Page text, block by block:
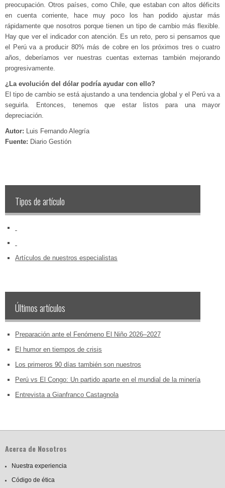
preocupación. Otros países, como Chile, que estaban con altos déficits
en cuenta corriente, hace muy poco los han podido ajustar más
rápidamente que nosotros porque tienen un tipo de cambio más flexible.
Hay que ver el indicador con atención. Es un reto, pero si pensamos que
el Perú va a producir 80% más de cobre en los próximos tres o cuatro
años, deberíamos ver nuestras cuentas externas también mejorando
progresivamente.
¿La evolución del dólar podría ayudar con ello?
El tipo de cambio se está ajustando a una tendencia global y el Perú va a
seguirla. Entonces, tenemos que estar listos para una mayor
depreciación.
Autor: Luis Fernando Alegría
Fuente: Diario Gestión
Tipos de artículo
Artículos de nuestros especialistas
Últimos artículos
Preparación ante el Fenómeno El Niño 2026–2027
El humor en tiempos de crisis
Los primeros 90 días también son nuestros
Perú vs El Congo: Un partido aparte en el mundial de la minería
Entrevista a Gianfranco Castagnola
Acerca de Nosotros
Nuestra experiencia
Código de ética